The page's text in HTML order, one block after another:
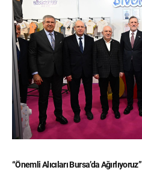
“Önemli Alıcıları Bursa’da Ağırlıyoruz”